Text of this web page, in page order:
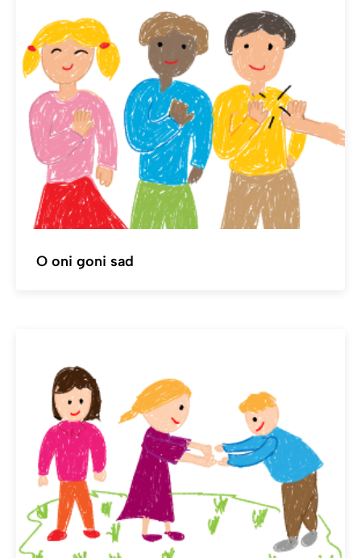
O oni goni sad